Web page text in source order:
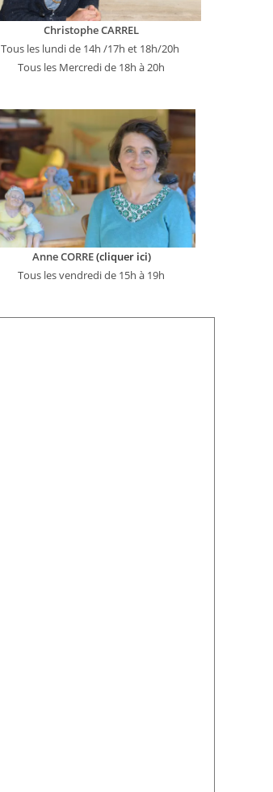
Christophe CARREL
Tous les lundi de 14h /17h et 18h/20h
Tous les Mercredi de 18h à 20h
Anne CORRE(cliquer ici)
Tous les vendredi de 15h à 19h